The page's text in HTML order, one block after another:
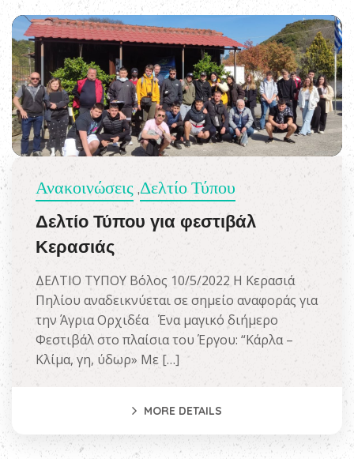
Ανακοινώσεις ,Δελτίο Τύπου
Δελτίο Τύπου για φεστιβάλ
Κερασιάς
ΔΕΛΤΙΟ ΤΥΠΟΥ Βόλος 10/5/2022 Η Κερασιά
Πηλίου αναδεικνύεται σε σημείο αναφοράς για
την Άγρια Ορχιδέα Ένα μαγικό διήμερο
Φεστιβάλ στο πλαίσια του Έργου: “Κάρλα –
Κλίμα, γη, ύδωρ» Με […]
MORE DETAILS